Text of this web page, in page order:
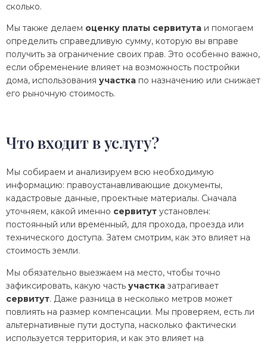
сколько.
Мы также делаем оценку платы сервитута и помогаем
определить справедливую сумму, которую вы вправе
получить за ограничение своих прав. Это особенно важно,
если обременение влияет на возможность постройки
дома, использования участка по назначению или снижает
его рыночную стоимость.
Что входит в услугу?
Мы собираем и анализируем всю необходимую
информацию: правоустанавливающие документы,
кадастровые данные, проектные материалы. Сначала
уточняем, какой именно сервитут установлен:
постоянный или временный, для прохода, проезда или
технического доступа. Затем смотрим, как это влияет на
стоимость земли.
Мы обязательно выезжаем на место, чтобы точно
зафиксировать, какую часть участка затрагивает
сервитут. Даже разница в несколько метров может
повлиять на размер компенсации. Мы проверяем, есть ли
альтернативные пути доступа, насколько фактически
используется территория, и как это влияет на